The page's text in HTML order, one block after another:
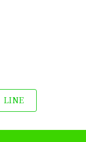
LINE